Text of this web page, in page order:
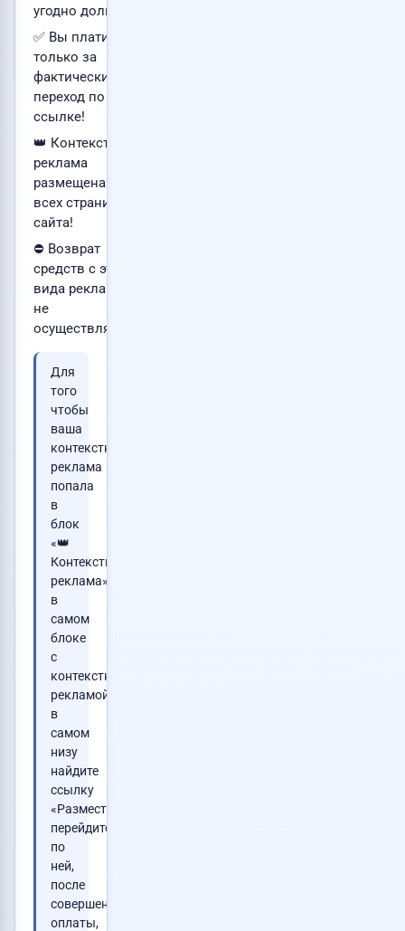
угодно долго!
✅ Вы платите
только за
фактический
переход по
ссылке!
👑 Контекстная
реклама
размещена на
всех страницах
сайта!
⛔ Возврат
средств с этого
вида рекламы
не
осуществляется.
Для
того
чтобы
ваша
контекстная
реклама
попала
в
блок
«👑
Контекстная
реклама»,
в
самом
блоке
с
контекстной
рекламой,
в
самом
низу
найдите
ссылку
«Разместить»,
перейдите
по
ней,
после
совершения
оплаты,